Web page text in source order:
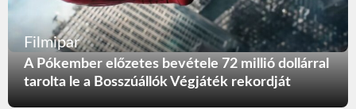
Filmipar
A Pókember előzetes bevétele 72 millió dollárral
tarolta le a Bosszúállók Végjáték rekordját